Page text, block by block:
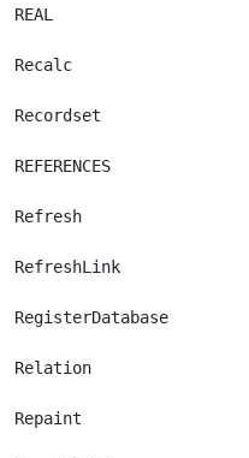
REAL
Recalc
Recordset
REFERENCES
Refresh
RefreshLink
RegisterDatabase
Relation
Repaint